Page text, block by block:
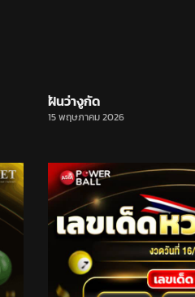
ฝันว่างูกัด
15 พฤษภาคม 2026